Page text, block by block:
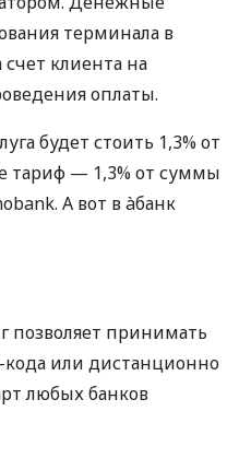
терминала в
клиента на
оплаты.
будет стоить 1,3% от
тариф — 1,3% от суммы
А вот в àбанк
позволяет принимать
кода или дистанционно
любых банков